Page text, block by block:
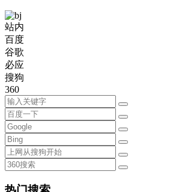
站内
百度
谷歌
必应
搜狗
360